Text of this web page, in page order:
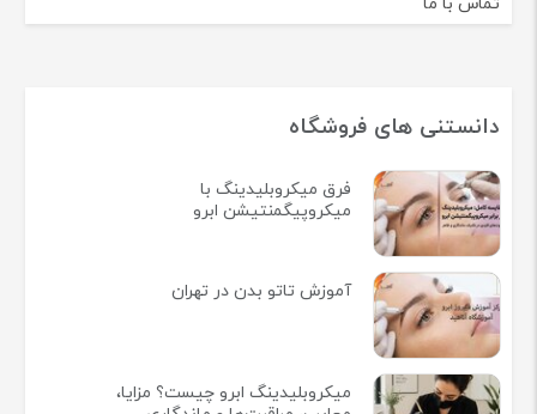
دانستنی های فروشگاه
فرق میکروبلیدینگ با
میکروپیگمنتیشن ابرو
آموزش تاتو بدن در تهران
میکروبلیدینگ ابرو چیست؟ مزایا،